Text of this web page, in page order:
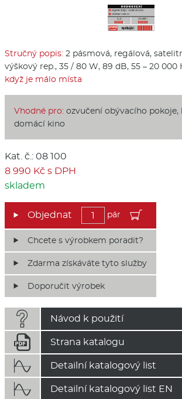
Stručný popis: 2 pásmová, regálová,
výškový rep., 35 / 80 W, 89 dB, 55 – 20 000
když je málo místa
Vhodné pro: ozvučení obývacího pokoje,
domácí kino
Kat. č.: 08 100
8 990 Kč s DPH
skladem
pár
Chcete s výrobkem poradit?
Zdarma získáváte tyto služby
Doporučit výrobek
 Návod k použití
 Strana katalogu
 Detailní katalogový list
 Detailní katalogový list EN